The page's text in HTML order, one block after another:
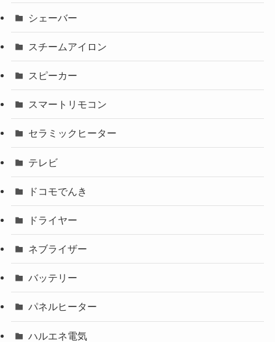
シェーバー
スチームアイロン
スピーカー
スマートリモコン
セラミックヒーター
テレビ
ドコモでんき
ドライヤー
ネブライザー
バッテリー
パネルヒーター
ハルエネ電気